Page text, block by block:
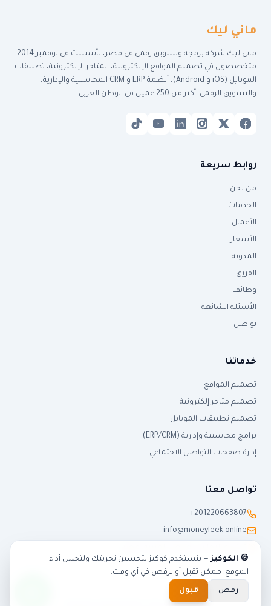
ماني ليك
ماني ليك شركة برمجة وتسويق رقمي في مصر، تأسست في نوفمبر 2014.
متخصصون في تصميم المواقع الإلكترونية، المتاجر الإلكترونية، تطبيقات
الموبايل (iOS و Android)، أنظمة ERP و CRM المحاسبية والإدارية،
والتسويق الرقمي. أكتر من 250 عميل في الوطن العربي.
روابط سريعة
من نحن
الخدمات
الأعمال
الأسعار
المدونة
الفريق
وظائف
الأسئلة الشائعة
تواصل
خدماتنا
تصميم المواقع
تصميم متاجر إلكترونية
تصميم تطبيقات الموبايل
برامج محاسبية وإدارية (ERP/CRM)
إدارة صفحات التواصل الاجتماعي
تواصل معنا
+201220663807
info@moneyleek.online
🍪 الكوكيز— بنستخدم كوكيز لتحسين تجربتك ولتحليل أداء
الموقع. ممكن تقبل أو ترفض في أي وقت.
رفض قبول